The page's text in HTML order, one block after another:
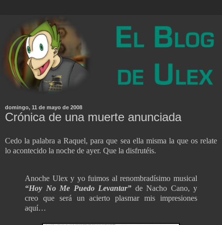
domingo, 11 de mayo de 2008
Crónica de una muerte anunciada
Cedo la palabra a Raquel, para que sea ella misma la que os relate
lo acontecido la noche de ayer. Que la disfrutéis.
Anoche Ulex y yo fuimos al renombradísimo musical
“Hoy No Me Puedo Levantar” de Nacho Cano, y
creo que será un acierto plasmar mis impresiones
aquí…